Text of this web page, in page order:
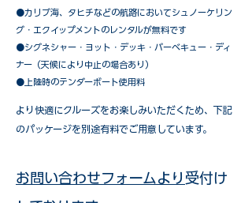
●カリブ海、タヒチなどの航路においてシュノーケリン
グ・エクイップメントのレンタルが無料です
​●シグネシャー・ヨット・デッキ・バーベキュー・ディ
ナー（天候により中止の場合あり）
●上陸時のテンダーボート使用料
​より快適にクルーズをお楽しみいただくため、下記
のパッケージを別途有料でご用意しています。​
お問い合わせフォームより 受付け